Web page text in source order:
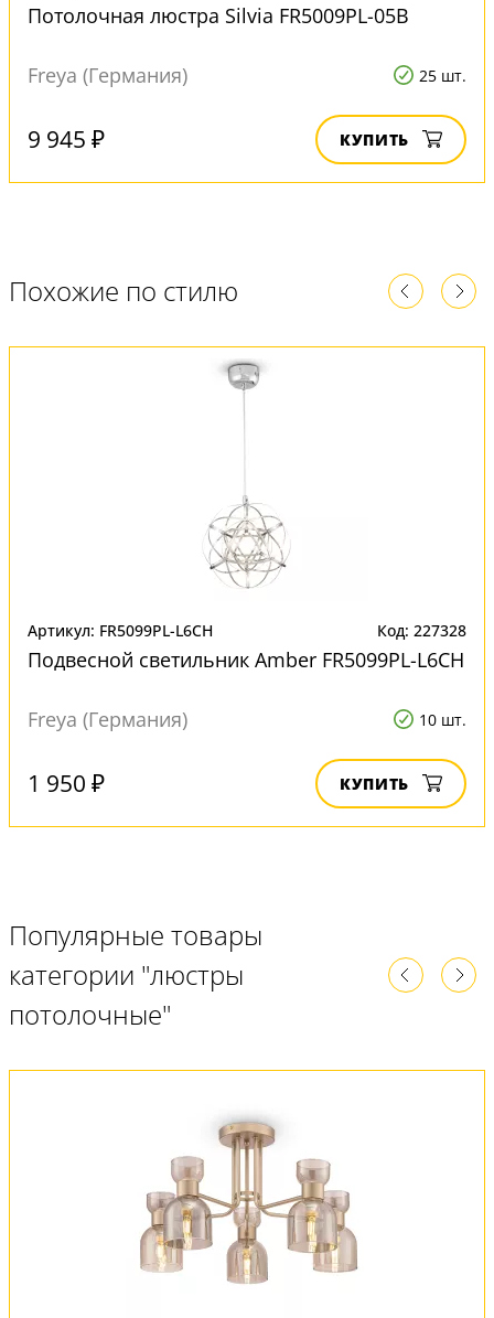
Потолочная люстра Silvia FR5009PL-05B
Freya (Германия) 25 шт.
9 945 ₽ КУПИТЬ
Похожие по стилю
Артикул: FR5099PL-L6CH Код: 227328
Подвесной светильник Amber FR5099PL-L6CH
Freya (Германия) 10 шт.
1 950 ₽ КУПИТЬ
Популярные товары
категории "люстры
потолочные"